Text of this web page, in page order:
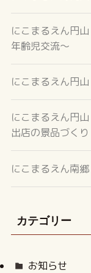
にこまるえん円
年齢児交流～
にこまるえん円
にこまるえん円
出店の景品づくり
にこまるえん南
カテゴリー
お知らせ